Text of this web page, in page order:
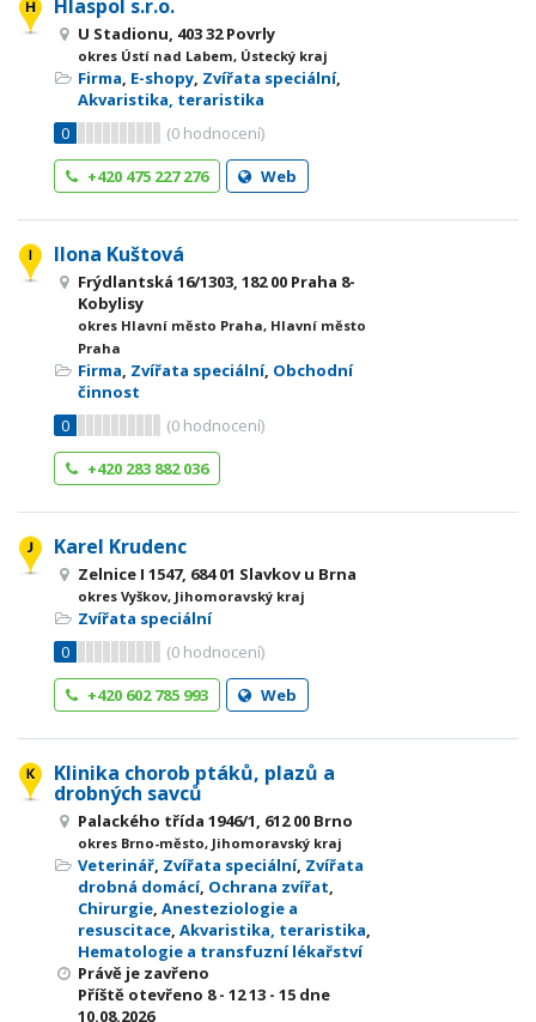
Hlaspol s.r.o.
U Stadionu, 403 32 Povrly
okres Ústí nad Labem, Ústecký kraj
Firma, E-shopy, Zvířata speciální,
Akvaristika, teraristika
0
(0 hodnocení)
+420 475 227 276
Web
Ilona Kuštová
Frýdlantská 16/1303, 182 00 Praha 8-
Kobylisy
okres Hlavní město Praha, Hlavní město
Praha
Firma, Zvířata speciální, Obchodní
činnost
0
(0 hodnocení)
+420 283 882 036
Karel Krudenc
Zelnice I 1547, 684 01 Slavkov u Brna
okres Vyškov, Jihomoravský kraj
Zvířata speciální
0
(0 hodnocení)
+420 602 785 993
Web
Klinika chorob ptáků, plazů a
drobných savců
Palackého třída 1946/1, 612 00 Brno
okres Brno-město, Jihomoravský kraj
Veterinář, Zvířata speciální, Zvířata
drobná domácí, Ochrana zvířat,
Chirurgie, Anesteziologie a
resuscitace, Akvaristika, teraristika,
Hematologie a transfuzní lékařství
Právě je zavřeno
Příště otevřeno 8 - 1213 - 15 dne
10.08.2026